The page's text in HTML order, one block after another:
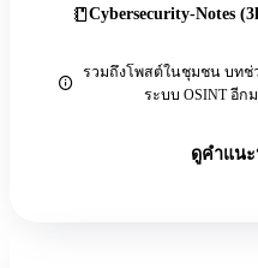
Cybersecurity-Notes
รวมถึงโพสต์ในชุมชน บทช่
ระบบ OSINT อีก
ดูคำแน